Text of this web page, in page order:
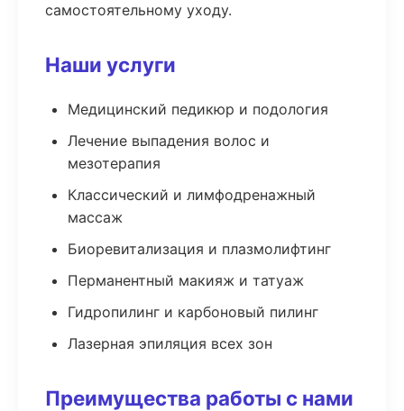
самостоятельному уходу.
Наши услуги
Медицинский педикюр и подология
Лечение выпадения волос и
мезотерапия
Классический и лимфодренажный
массаж
Биоревитализация и плазмолифтинг
Перманентный макияж и татуаж
Гидропилинг и карбоновый пилинг
Лазерная эпиляция всех зон
Преимущества работы с нами